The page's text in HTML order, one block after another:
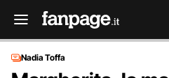
Nadia Toffa